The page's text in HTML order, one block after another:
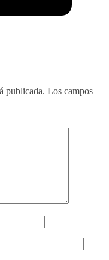
publicada. Los campos